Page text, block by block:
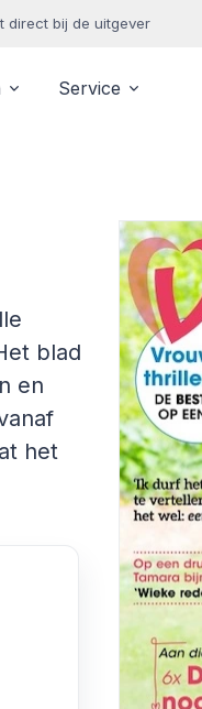
direct bij de uitgever
Service
blad
en
het